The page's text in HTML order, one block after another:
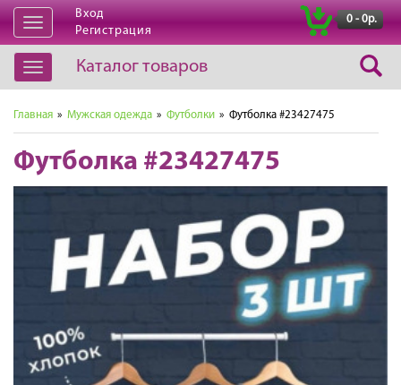
Открыть
навигацию
Вход
Регистрация
0 - 0р.
Открыть
навигацию
Каталог товаров
Главная » Мужская одежда » Футболки » Футболка #23427475
Футболка #23427475